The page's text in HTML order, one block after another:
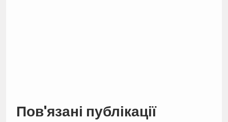
Пов'язані публікації